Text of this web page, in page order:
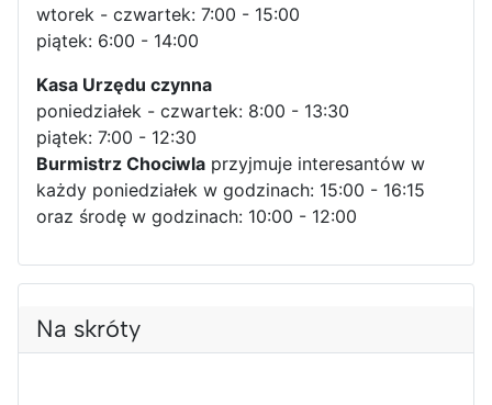
wtorek - czwartek: 7:00 - 15:00
piątek: 6:00 - 14:00
Kasa Urzędu czynna
poniedziałek - czwartek: 8:00 - 13:30
piątek: 7:00 - 12:30
Burmistrz Chociwla przyjmuje interesantów w
każdy poniedziałek w godzinach: 15:00 - 16:15
oraz środę w godzinach: 10:00 - 12:00
Na skróty